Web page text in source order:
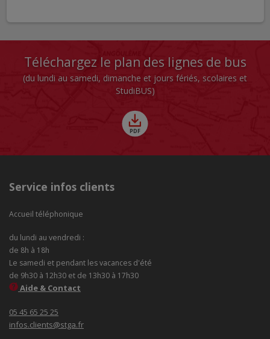
Téléchargez le plan des lignes de bus
(du lundi au samedi, dimanche et jours fériés, scolaires et
StudiBUS)
Service infos clients
Accueil téléphonique
du lundi au vendredi :
de 8h à 18h
Le samedi et pendant les vacances d'été
de 9h30 à 12h30 et de 13h30 à 17h30
Aide & Contact
05 45 65 25 25
infos.clients@stga.fr